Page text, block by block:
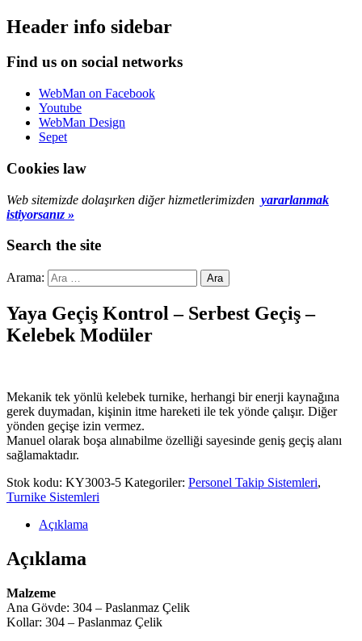
Header info sidebar
Find us on social networks
WebMan on Facebook
Youtube
WebMan Design
Sepet
Cookies law
Web sitemizde dolaşırken diğer hizmetlerimizden yararlanmak
istiyorsanız »
Search the site
Arama:
Yaya Geçiş Kontrol – Serbest Geçiş –
Kelebek Modüler
Mekanik tek yönlü kelebek turnike, herhangi bir enerji kaynağına
gerek duymadan, kişinin itme hareketi ile tek yönde çalışır. Diğer
yönden geçişe izin vermez.
Manuel olarak boşa alınabilme özelliği sayesinde geniş geçiş alanı
sağlamaktadır.
Stok kodu: KY3003-5 Kategoriler: Personel Takip Sistemleri,
Turnike Sistemleri
Açıklama
Açıklama
Malzeme
Ana Gövde: 304 – Paslanmaz Çelik
Kollar: 304 – Paslanmaz Çelik